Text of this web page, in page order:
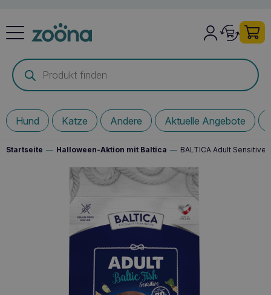
Products
search
Hund Katze Andere Aktuelle Angebote
Startseite — Halloween-Aktion mit Baltica — BALTICA Adult